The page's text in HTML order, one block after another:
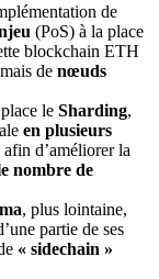
de
(PoS) à la place
blockchain ETH
de nœuds
le Sharding,
en plusieurs
d’améliorer la
nombre de
, plus lointaine,
partie de ses
« sidechain »